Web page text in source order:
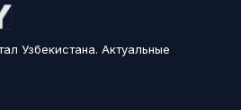
Узбекистана. Актуальные